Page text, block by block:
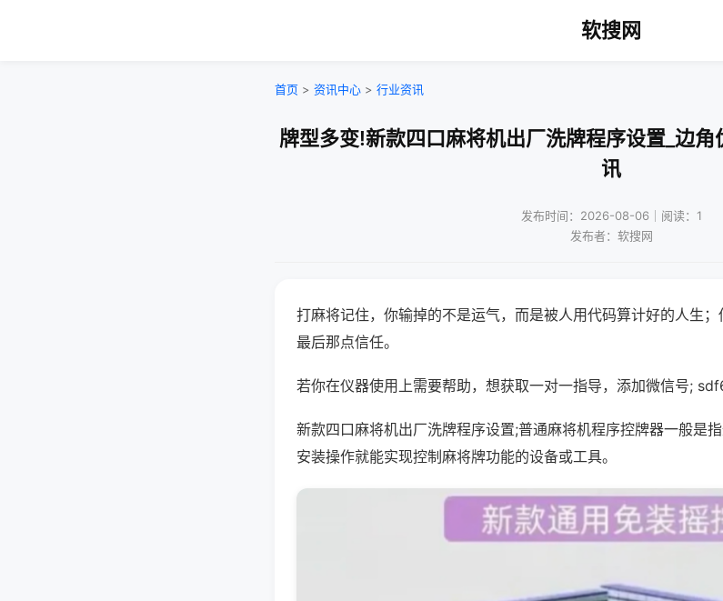
软搜网
首页 > 资讯中心 > 行业资讯
牌型多变!新款四口麻将机出厂洗牌程序设置_边
讯
发布时间：2026-08-06｜阅读：1
发布者：软搜网
打麻将记住，你输掉的不是运气，而是被人用代码算计好的人生
最后那点信任。
若你在仪器使用上需要帮助，想获取一对一指导，添加微信号;
新款四口麻将机出厂洗牌程序设置;普通麻将机程序控牌器一般是
安装操作就能实现控制麻将牌功能的设备或工具。